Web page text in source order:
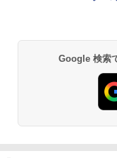
Google 検索